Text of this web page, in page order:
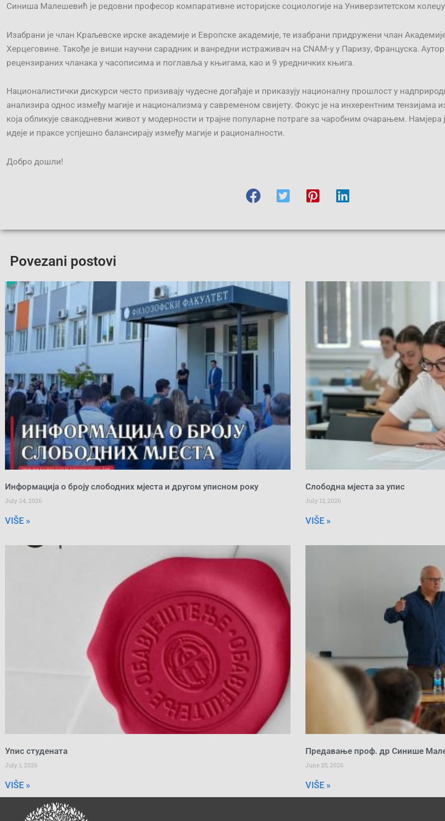
Синиша Малешевић је редовни професор компаративне историјске социологије на Универзитетском
Изабрани је члан Краљевске ирске академије и Европске академије, те изабрани придружени члан
Херцеговине. Такође је виши научни сарадник и ванредни истраживач на CNAM-у у Паризу, Француска.
рецензираних чланака у часописима и поглавља у књигама, као и 9 уредничких књига.
Националистички дискурси често призивају чудесне догађаје и приказују националну прошлост у
анализира однос између магије и национализма у савременом свијету. Фокус је на инхерентним тензијама
која обликује свакодневни живот у модерности и трајне популарне потраге за чаробним очарањем. Намјера
идеје и праксе успјешно балансирају између магије и рационалности.
Добро дошли!
Povezani postovi
Информација о броју слободних мјеста и другом уписном року
July 24, 2026
VIŠE »
Слободна мјеста за упис
July 13, 2026
VIŠE »
Упис студената
July 1, 2026
VIŠE »
Предавање проф. др Синише
June 25, 2026
VIŠE »